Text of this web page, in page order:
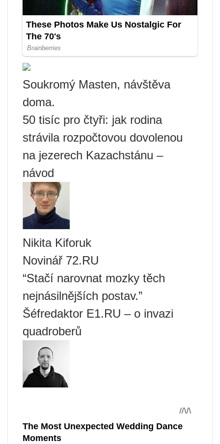
Soukromý Masten, návštěva
doma.
50 tisíc pro čtyři: jak rodina
strávila rozpočtovou dovolenou
na jezerech Kazachstánu –
návod
Nikita Kiforuk
Novinář 72.RU
“Stačí narovnat mozky těch
nejnásilnějších postav.”
Šéfredaktor E1.RU – o invazi
quadroberů